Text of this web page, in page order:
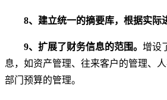
8、建立统一的摘要库，根据实际
9、扩展了财务信息的范围。 增设
息，如资产管理、往来客户的管理、
部门预算的管理。